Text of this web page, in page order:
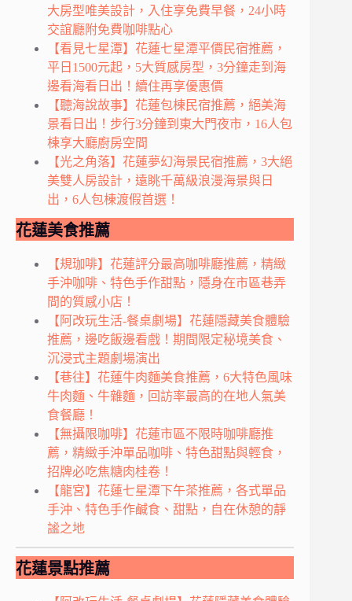
大房型唯美設計，入住享免費早餐，24小時
交誼廳附免費咖啡點心
【看見七星潭】花蓮七星潭平價民宿推薦，
平日1500元起，5大質感房型，3分鐘走到海
邊看海看日出！續住再享優惠價
【聽海說故事】花蓮包棟民宿推薦，絕美海
景看日出！步行3分鐘到東大門夜市，16人包
棟享大廳廚房空間
【光之角落】花蓮夢幻海景民宿推薦，3大絕
美雙人房設計，遠眺千萬級浪漫海景與日
出，6人包棟渡假首選！
花蓮美食推薦
【規珈啡】花蓮評分最高咖啡廳推薦，精緻
手沖咖啡、特色手作甜點，隱身在市區巷弄
間的質感小店！
【阿改玩生活-餐桌劇場】花蓮隱藏美食體驗
推薦，邊吃飯邊看戲！期間限定秘境美食、
沉浸式主題劇場演出
【巷往】花蓮牛肉麵美食推薦，6大特色風味
牛肉麵、牛雜麵，回訪率最高的在地人氣美
食餐廳！
【無攝限咖啡】花蓮市區不限時咖啡廳推
薦，精緻手沖單品咖啡、特色甜點與輕食，
招牌必吃焦糖肉桂卷！
【龍宮】花蓮七星潭下午茶推薦，各式單品
手沖、特色手作鹹食、甜點，自在休憩的靜
謐之地
花蓮景點推薦